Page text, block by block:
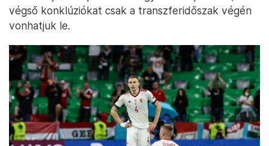
végső konklúziókat csak a transzferidőszak végén
vonhatjuk le.